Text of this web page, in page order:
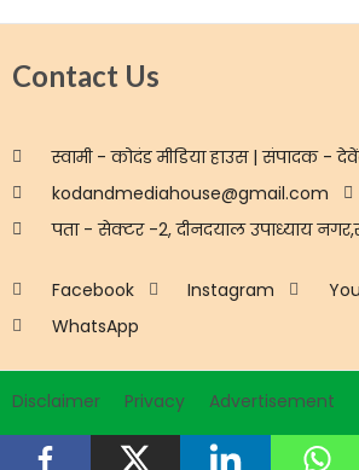
Contact Us
स्वामी - कोदंड मीडिया हाउस | संपादक -
kodandmediahouse@gmail.com
पता - सेक्टर -2, दीनदयाल उपाध्याय
Facebook Instagram
WhatsApp
Disclaimer Privacy Advertisement
Copyright © 2026 Mor36garh